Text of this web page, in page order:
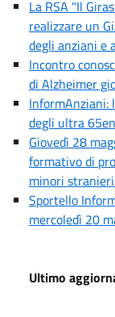
La RSA "Il
realizzare un
degli anziani e
Incontro
di Alzheimer
InformAnziani:
degli ultra
Giovedì 28
formativo di
minori
Sportello
mercoledì 20
Ultimo